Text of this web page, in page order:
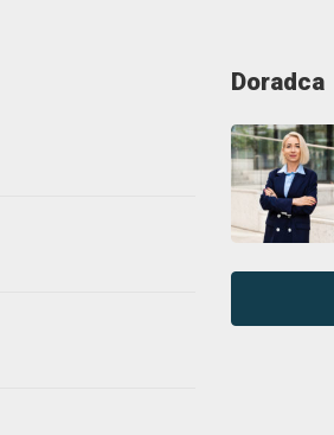
Doradca